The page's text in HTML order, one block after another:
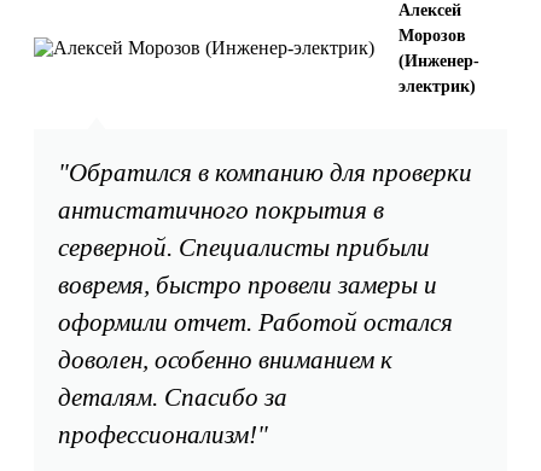
"Обратился в компанию для проверки
антистатичного покрытия в
серверной. Специалисты прибыли
вовремя, быстро провели замеры и
оформили отчет. Работой остался
доволен, особенно вниманием к
деталям. Спасибо за
профессионализм!"
Алексей
Морозов
(Инженер-
электрик)